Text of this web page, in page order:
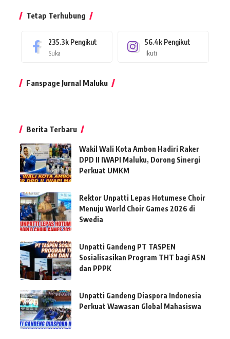
Tetap Terhubung
235.3k Pengikut
Suka
56.4k Pengikut
Ikuti
Fanspage Jurnal Maluku
Berita Terbaru
Wakil Wali Kota Ambon Hadiri Raker
DPD II IWAPI Maluku, Dorong Sinergi
Perkuat UMKM
Rektor Unpatti Lepas Hotumese Choir
Menuju World Choir Games 2026 di
Swedia
Unpatti Gandeng PT TASPEN
Sosialisasikan Program THT bagi ASN
dan PPPK
Unpatti Gandeng Diaspora Indonesia
Perkuat Wawasan Global Mahasiswa